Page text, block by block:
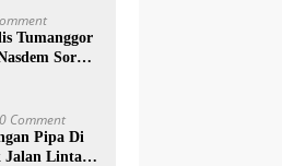
Tumanggor
Soroti
0 Comment
Pipa Di
Lintas